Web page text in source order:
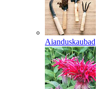
Aianduskaubad